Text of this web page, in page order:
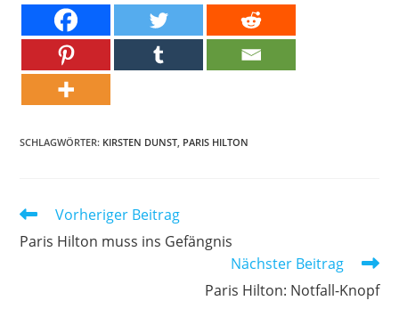
SCHLAGWÖRTER: KIRSTEN DUNST, PARIS HILTON
Weitere
ansehen
Vorheriger Beitrag
Paris Hilton muss ins Gefängnis
Nächster Beitrag
Paris Hilton: Notfall-Knopf